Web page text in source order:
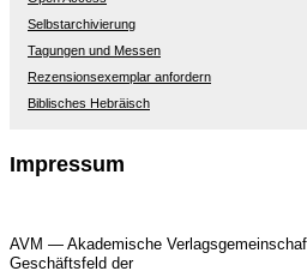
Selbstarchivierung
Tagungen und Messen
Rezensionsexemplar anfordern
Biblisches Hebräisch
Impressum
AVM — Akademische
Geschäftsfeld der